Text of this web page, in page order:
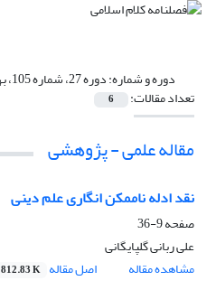
دوره و شماره:دوره 27، شماره 105، بهار 1397، صفحه 1-192
تعداد مقالات: 6
مقاله علمی - پژوهشی
نقد ادله ناممکن انگاری علم دینی
صفحه9-36
علی ربانی گلپایگانی
مشاهده مقاله
اصل مقاله 812.83 K